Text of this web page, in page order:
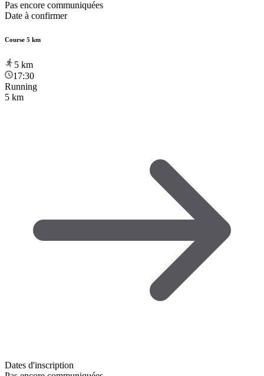
Pas encore communiquées
Date à confirmer
Course 5 km
5 km
17:30
Running
5 km
Dates d'inscription